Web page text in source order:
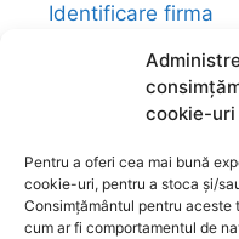
cookie-uri
Pentru a oferi cea mai bună
cookie-uri, pentru a stoca și/
Consimțământul pentru aceste
cum ar fi comportamentul de
Identificare firma
Reclamații și retur
Reciclare